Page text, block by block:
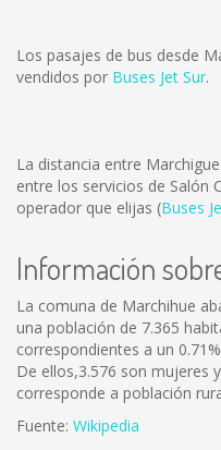
Los pasajes de bus desde
vendidos por Buses Jet Sur.
La distancia entre
entre los servicios de Salón
operador que elijas (Buses
Información
La comuna de Marchihue
una población de 7.365
correspondientes a un
De ellos,3.576 son mujeres
corresponde a población
Fuente: Wikipedia